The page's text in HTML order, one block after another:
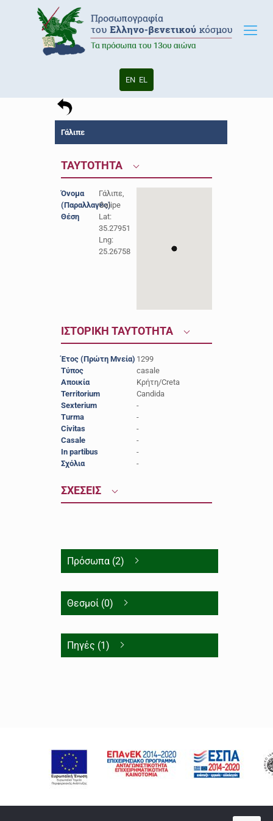
EN EL
Γάλιπε
ΤΑΥΤΟΤΗΤΑ
Όνομα
(Παραλλαγές)
Γάλιπε,
Galipe
Θέση
Lat:
35.27951
Lng:
25.26758
ΙΣΤΟΡΙΚΗ ΤΑΥΤΟΤΗΤΑ
Έτος (Πρώτη Μνεία) 1299
Τύπος
casale
Αποικία
Κρήτη/Creta
Territorium
Candida
Sexterium
-
Turma
-
Civitas
-
Casale
-
In partibus
-
Σχόλια
-
ΣΧΕΣΕΙΣ
Πρόσωπα (2)
Θεσμοί (0)
Πηγές (1)